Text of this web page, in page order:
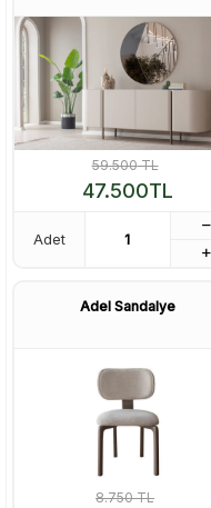
59.500TL
47.500TL
Adet
Adel Sandalye
8.750TL